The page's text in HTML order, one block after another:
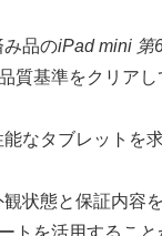
み品のiPad mini 第
質基準をクリア
なタブレットを
状態と保証内容
トを活用すること